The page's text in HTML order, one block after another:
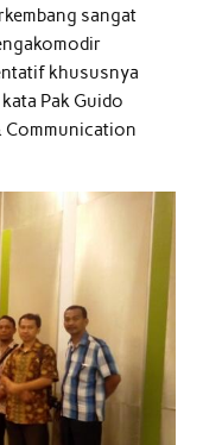
sangat
khususnya
Pak Guido
Communication